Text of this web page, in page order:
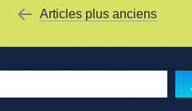
Menu de
←
Articles plus anciens